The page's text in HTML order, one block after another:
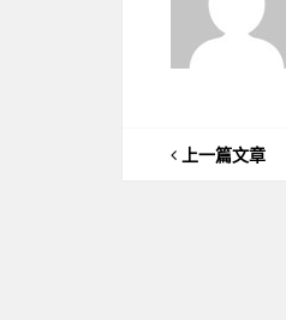
上一篇文章